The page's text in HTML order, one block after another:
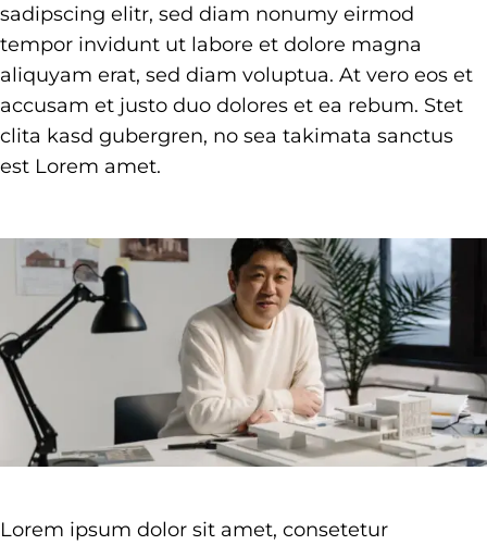
sadipscing elitr, sed diam nonumy eirmod
tempor invidunt ut labore et dolore magna
aliquyam erat, sed diam voluptua. At vero eos et
accusam et justo duo dolores et ea rebum. Stet
clita kasd gubergren, no sea takimata sanctus
est Lorem amet.
Lorem ipsum dolor sit amet, consetetur